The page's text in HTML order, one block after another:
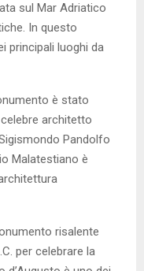
sul Mar Adriatico
In questo
principali luoghi da
è stato
architetto
Pandolfo
Malatestiano è
risalente
per celebrare la